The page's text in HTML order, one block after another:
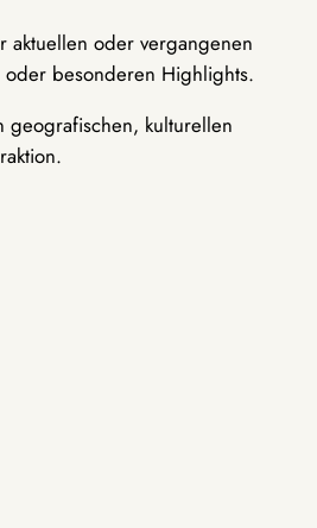
aktuellen oder vergangenen
oder besonderen Highlights.
kulturellen